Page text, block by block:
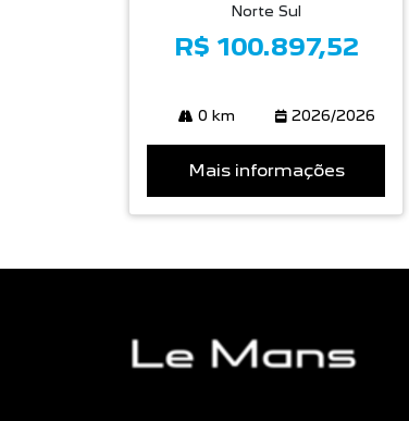
Norte Sul
R$ 100.897,52
0 km 2026/2026
Mais informações